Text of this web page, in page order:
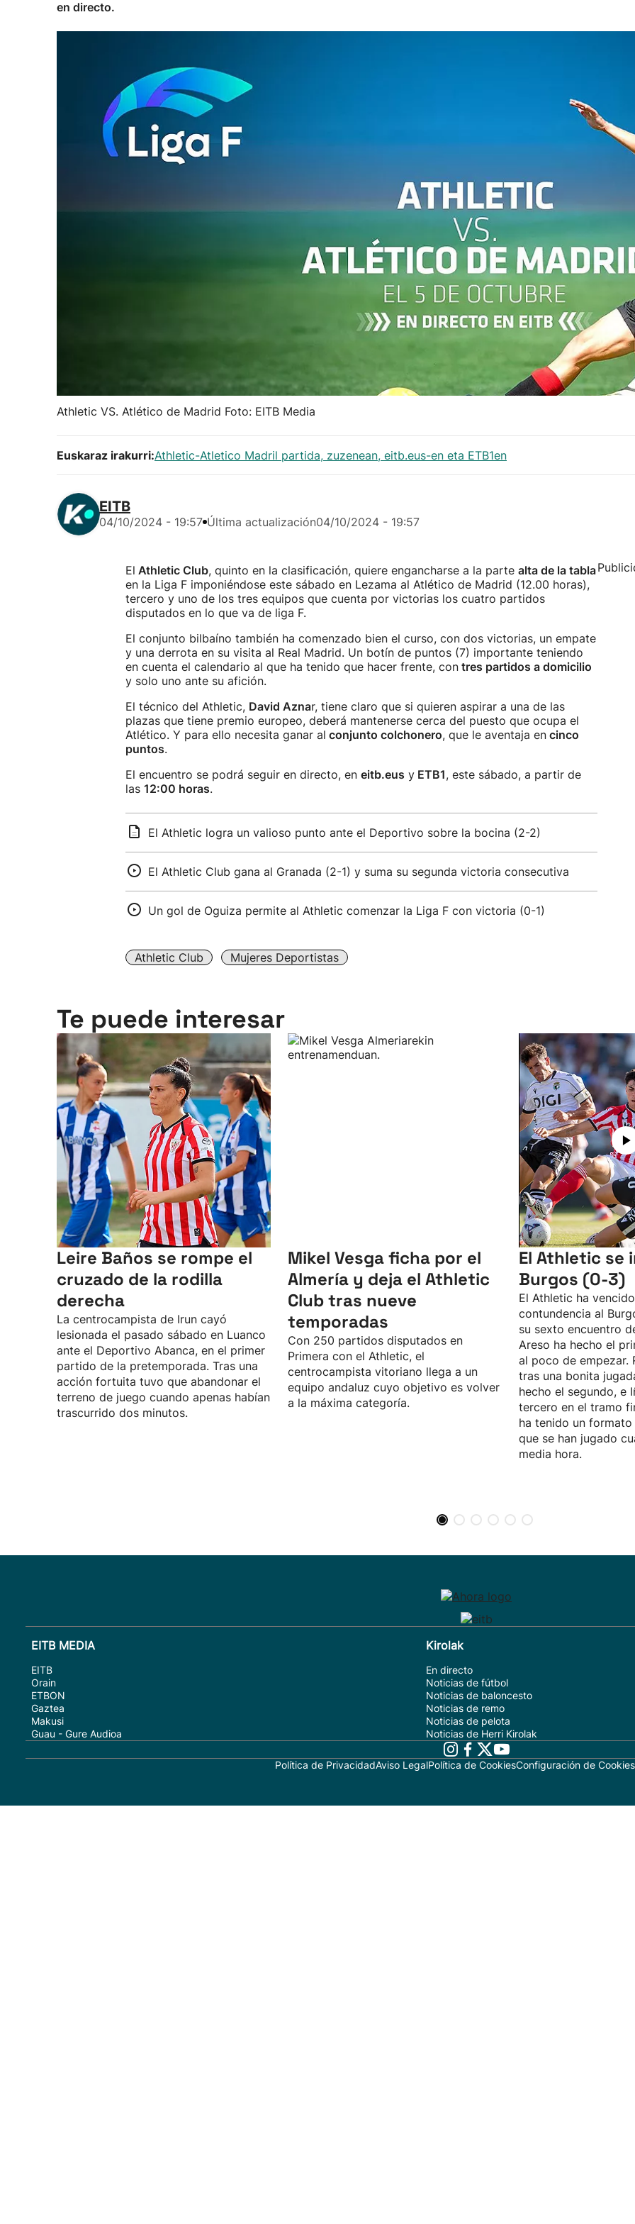
en directo.
Athletic VS. Atlético de Madrid Foto: EITB Media
Euskaraz irakurri:Athletic-Atletico Madril partida, zuzenean, eitb.eus-en eta ETB1en
EITB
04/10/2024 - 19:57 Última actualización04/10/2024 - 19:57
El Athletic Club, quinto en la clasificación, quiere engancharse a la parte alta de la tabla
en la Liga F imponiéndose este sábado en Lezama al Atlético de Madrid (12.00 horas),
tercero y uno de los tres equipos que cuenta por victorias los cuatro partidos
disputados en lo que va de liga F.
El conjunto bilbaíno también ha comenzado bien el curso, con dos victorias, un empate
y una derrota en su visita al Real Madrid. Un botín de puntos (7) importante teniendo
en cuenta el calendario al que ha tenido que hacer frente, con tres partidos a domicilio
y solo uno ante su afición.
El técnico del Athletic, David Aznar, tiene claro que si quieren aspirar a una de las
plazas que tiene premio europeo, deberá mantenerse cerca del puesto que ocupa el
Atlético. Y para ello necesita ganar al conjunto colchonero, que le aventaja en cinco
puntos.
El encuentro se podrá seguir en directo, en eitb.eus y ETB1, este sábado, a partir de
las 12:00 horas.
El Athletic logra un valioso punto ante el Deportivo sobre la bocina (2-2)
El Athletic Club gana al Granada (2-1) y suma su segunda victoria consecutiva
Un gol de Oguiza permite al Athletic comenzar la Liga F con victoria (0-1)
Athletic Club Mujeres Deportistas
Te puede interesar
Leire Baños se rompe el
cruzado de la rodilla
derecha
La centrocampista de Irun cayó
lesionada el pasado sábado en Luanco
ante el Deportivo Abanca, en el primer
partido de la pretemporada. Tras una
acción fortuita tuvo que abandonar el
terreno de juego cuando apenas habían
trascurrido dos minutos.
Mikel Vesga ficha por el
Almería y deja el Athletic
Club tras nueve
temporadas
Con 250 partidos disputados en
Primera con el Athletic, el
centrocampista vitoriano llega a un
equipo andaluz cuyo objetivo es volver
a la máxima categoría.
El Athletic se
Burgos (0-3)
El Athletic ha
contundencia al
su sexto encuentro
Areso ha hecho el
al poco de empezar.
tras una bonita
hecho el segundo, e
tercero en el tramo
ha tenido un
que se han jugado
media hora.
EITB MEDIA
EITB
Orain
ETBON
Gaztea
Makusi
Guau - Gure Audioa
Kirolak
En directo
Noticias de fútbol
Noticias de baloncesto
Noticias de remo
Noticias de pelota
Noticias de Herri Kirolak
Política de PrivacidadAviso LegalPolítica de CookiesConfiguración de Cookies